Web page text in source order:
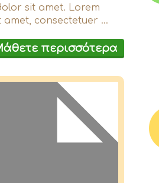
sit amet. Lorem
consectetuer ...
περισσότερα